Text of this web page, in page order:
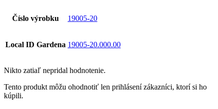
Číslo výrobku 19005-20
Local ID Gardena 19005-20.000.00
Nikto zatiaľ nepridal hodnotenie.
Tento produkt môžu ohodnotiť len prihlásení zákazníci, ktorí si ho
kúpili.